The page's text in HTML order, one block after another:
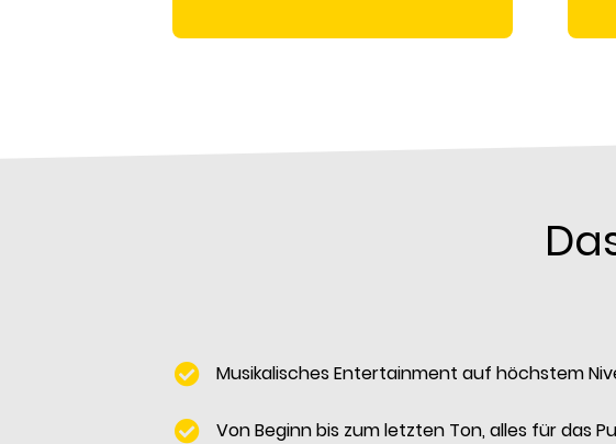
Musikalisches Entertainment auf höchstem
Von Beginn bis zum letzten Ton, alles für das